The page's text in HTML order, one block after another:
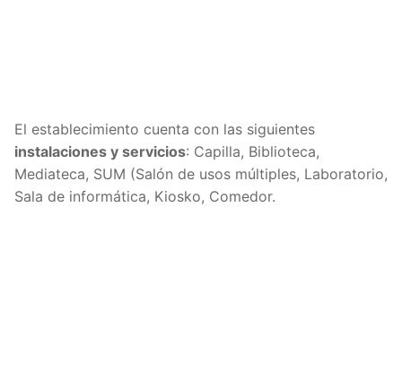
El establecimiento cuenta con las siguientes
instalaciones y servicios: Capilla, Biblioteca,
Mediateca, SUM (Salón de usos múltiples, Laboratorio,
Sala de informática, Kiosko, Comedor.